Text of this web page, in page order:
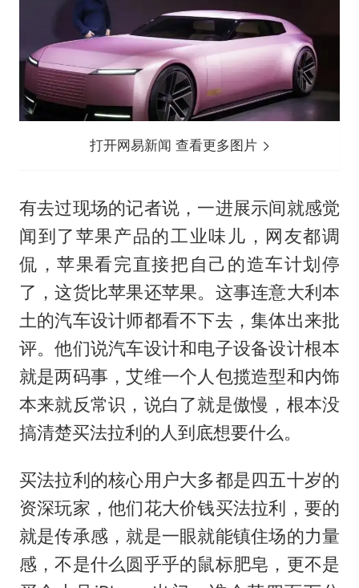
打开网易新闻 查看更多图片
有去过现场的记者说，一进展示间就感觉
闻到了苹果产品的工业味儿，网友都调
侃，苹果看完直接把自己的造车计划停
了，这货比苹果还苹果。这事连意大利本
土的汽车设计师都看不下去，集体出来批
评。他们说汽车设计和电子设备设计根本
就是两码事，艾维一个人包揽造型和内饰
本来就反常识，说白了就是傲慢，根本没
搞清楚买法拉利的人到底想要什么。
买法拉利的核心用户大多都是四五十岁的
资深玩家，他们花大价钱买法拉利，要的
就是传承感，就是一眼就能镇住场的力量
感，不是什么圆乎乎的鼠标肥皂，更不是